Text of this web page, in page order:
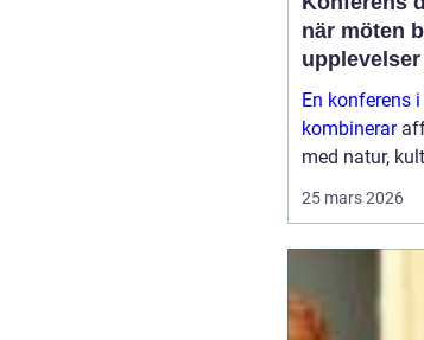
när möten
upplevelser
En konferens
kombinerar
med natur,
fokus,
och ny energ...
25 mars 2026